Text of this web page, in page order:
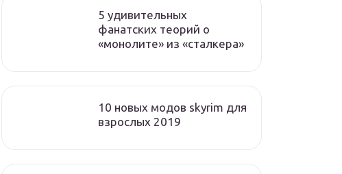
5 удивительных
фанатских теорий о
«монолите» из «сталкера»
10 новых модов skyrim для
взрослых 2019